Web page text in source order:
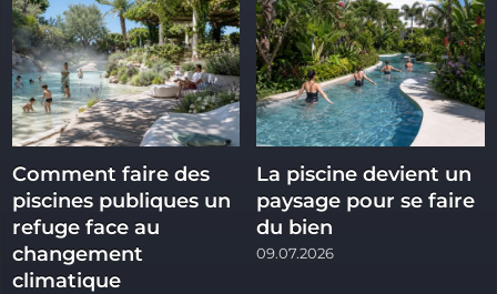
Comment faire des
piscines publiques un
refuge face au
changement
climatique
La piscine devient un
paysage pour se faire
du bien
09.07.2026